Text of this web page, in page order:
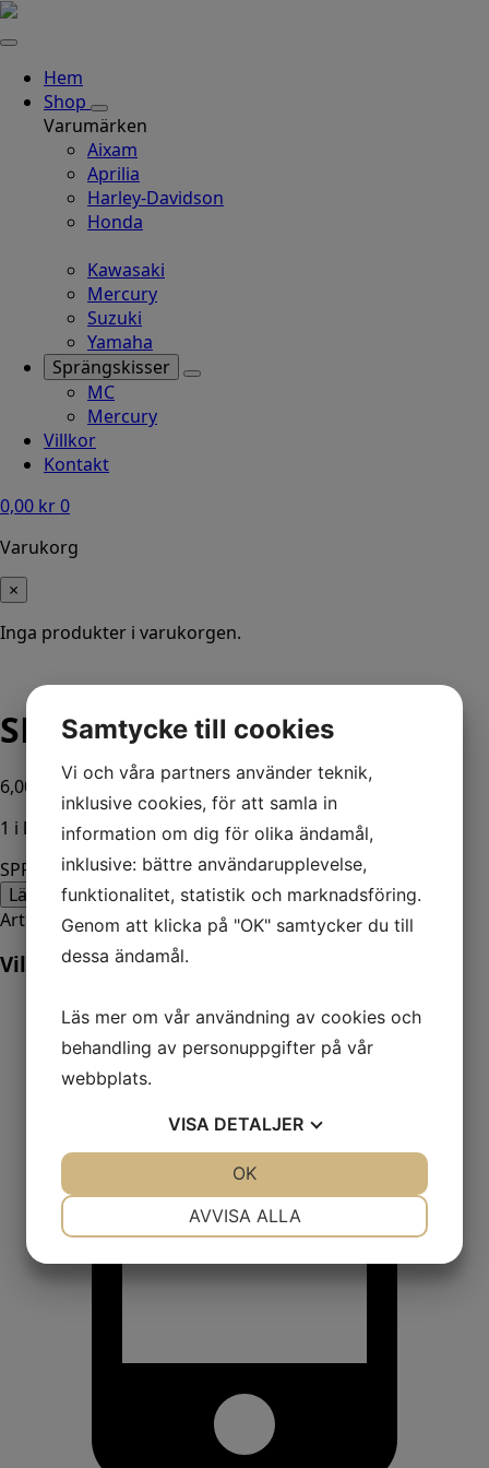
Hem
Shop
Varumärken
Aixam
Aprilia
Harley-Davidson
Honda
Kawasaki
Mercury
Suzuki
Yamaha
Sprängskisser
MC
Mercury
Villkor
Kontakt
0,00 kr0
Varukorg
×
Inga produkter i varukorgen.
SPRING-TH 17667
6,00
1 i lager
SPRING-TH 17667 mängd
Lägg till i varukorg
Artikelnr:16151 Kategorier: Båt,Mercury
Vill du veta mer? Ring oss:
Samtycke till cookies
Vi och våra partners använder teknik,
inklusive cookies, för att samla in
information om dig för olika ändamål,
inklusive: bättre användarupplevelse,
funktionalitet, statistik och marknadsföring.
Genom att klicka på "OK" samtycker du till
dessa ändamål.
Läs mer om vår användning av cookies och
behandling av personuppgifter på vår
webbplats.
VISA DETALJER
AVVISA ALLA
OK